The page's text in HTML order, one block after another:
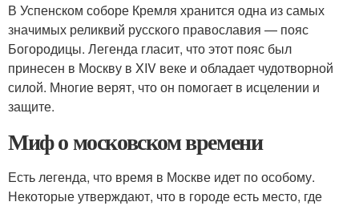
В Успенском соборе Кремля хранится одна из самых
значимых реликвий русского православия — пояс
Богородицы. Легенда гласит, что этот пояс был
принесен в Москву в XIV веке и обладает чудотворной
силой. Многие верят, что он помогает в исцелении и
защите.
Миф о московском времени
Есть легенда, что время в Москве идет по особому.
Некоторые утверждают, что в городе есть место, где